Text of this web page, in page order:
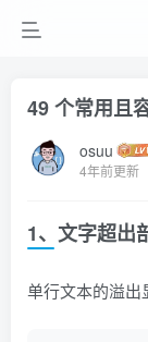
49 个常用且
osuu
4年前更新
1、文字超出
单行文本的溢出